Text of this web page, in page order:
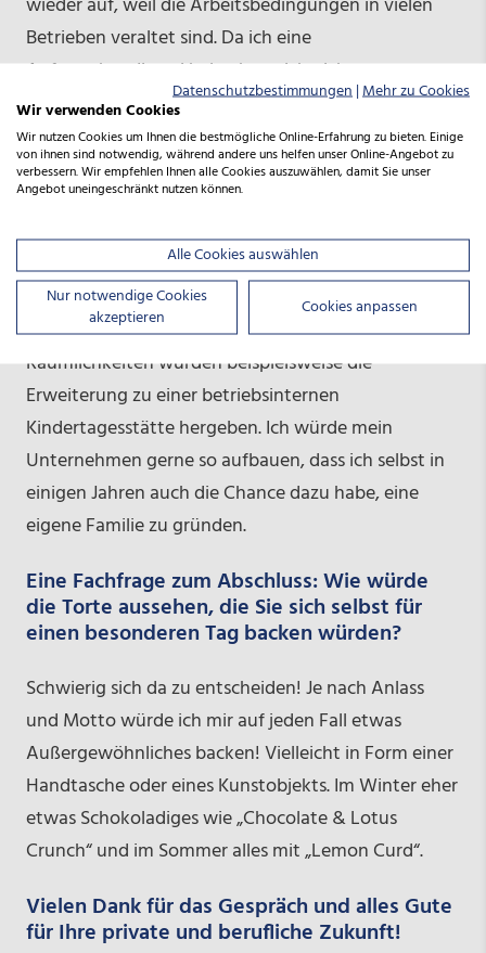
Betrieben veraltet sind. Da ich eine
Auftragskonditorei habe, kann ich nicht nur
nachhaltiger produzieren, sondern habe zudem die
Möglichkeit, alternative Arbeitszeitmodelle
anzubieten. Ich hoffe, dadurch den Beruf wieder
attraktiver machen zu können, mehr Leute zu der
Ausbildung zu bewegen und mehr Menschen in dem
Beruf zu halten. Da auch viele junge Frauen den
Beruf ausüben, möchte ich gerne ein
familienfreundliches Umfeld schaffen. Meine
Räumlichkeiten würden beispielsweise die
Erweiterung zu einer betriebsinternen
Kindertagesstätte hergeben. Ich würde mein
Unternehmen gerne so aufbauen, dass ich selbst in
einigen Jahren auch die Chance dazu habe, eine
eigene Familie zu gründen.
Eine Fachfrage zum Abschluss: Wie würde
die Torte aussehen, die Sie sich selbst für
einen besonderen Tag backen würden?
Schwierig sich da zu entscheiden! Je nach Anlass
und Motto würde ich mir auf jeden Fall etwas
Außergewöhnliches backen! Vielleicht in Form einer
Handtasche oder eines Kunstobjekts. Im Winter eher
etwas Schokoladiges wie „Chocolate & Lotus
Crunch“ und im Sommer alles mit „Lemon Curd“.
Vielen Dank für das Gespräch und alles Gute
für Ihre private und berufliche Zukunft!
Datenschutzbestimmungen|Mehr zu Cookies
Wir verwenden Cookies
Wir nutzen Cookies um Ihnen die bestmögliche Online-Erfahrung zu bieten. Einige
von ihnen sind notwendig, während andere uns helfen unser Online-Angebot zu
verbessern. Wir empfehlen Ihnen alle Cookies auszuwählen, damit Sie unser
Angebot uneingeschränkt nutzen können.
Alle Cookies auswählen
Nur notwendige Cookies
akzeptieren
Cookies anpassen